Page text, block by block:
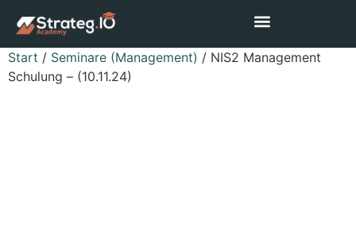
Start / Seminare (Management) / NIS2 Management
Schulung – (10.11.24)